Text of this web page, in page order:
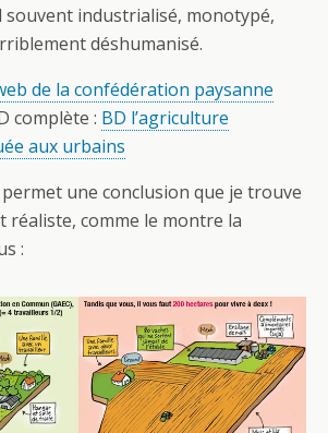
industrialisé, monotypé,
déshumanisé.
de la confédération paysanne
complète : BD l’agriculture
aux urbains
une conclusion que je trouve
comme le montre la
: